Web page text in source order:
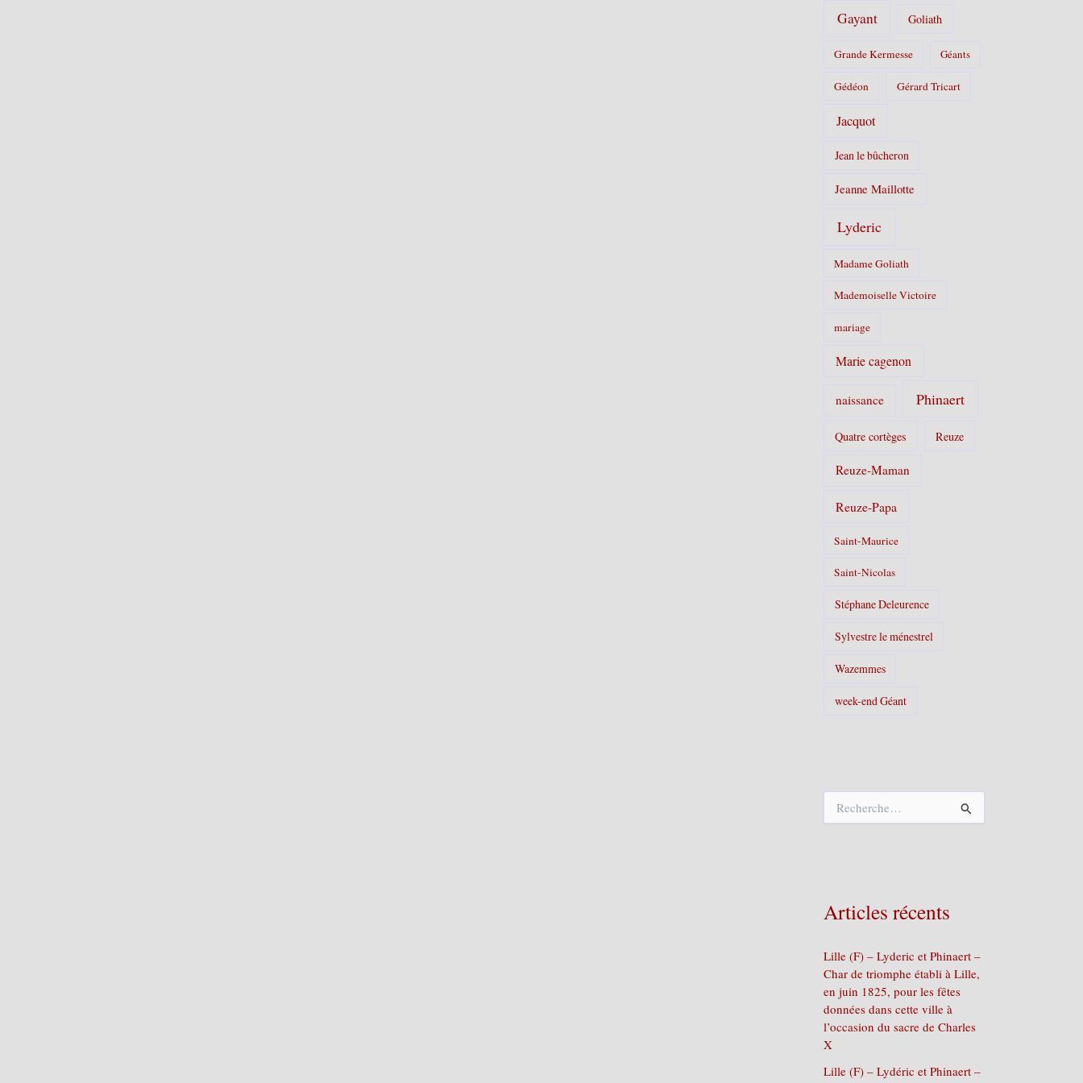
Gayant Goliath
Grande Kermesse Géants
Gédéon Gérard Tricart
Jacquot
Jean le bûcheron
Jeanne Maillotte
Lyderic
Madame Goliath
Mademoiselle Victoire
mariage
Marie cagenon
naissance Phinaert
Quatre cortèges Reuze
Reuze-Maman
Reuze-Papa
Saint-Maurice
Saint-Nicolas
Stéphane Deleurence
Sylvestre le ménestrel
Wazemmes
week-end Géant
h
:
Articles récents
Lille (F) – Lyderic et Phinaert –
Char de triomphe établi à Lille,
en juin 1825, pour les fêtes
données dans cette ville à
l’occasion du sacre de Charles
X
Lille (F) – Lydéric et Phinaert –